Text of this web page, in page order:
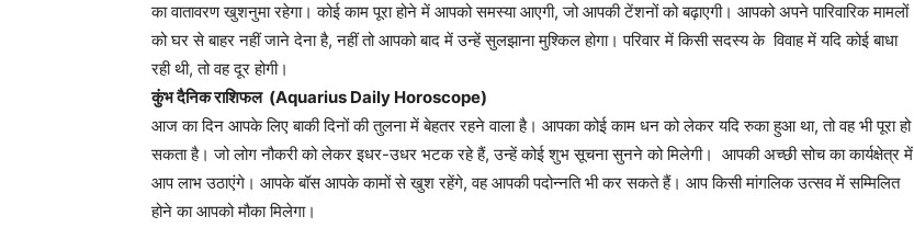
का वातावरण खुशनुमा रहेगा। कोई काम पूरा होने में आपको समस्या आएगी, जो आपकी टेंशनों को बढ़ाएगी। आपको अपने पारिवारिक मामलों
को घर से बाहर नहीं जाने देना है, नहीं तो आपको बाद में उन्हें सुलझाना मुश्किल होगा। परिवार में किसी सदस्य के विवाह में यदि कोई बाधा
रही थी, तो वह दूर होगी।
कुंभ दैनिक राशिफल (Aquarius Daily Horoscope)
आज का दिन आपके लिए बाकी दिनों की तुलना में बेहतर रहने वाला है। आपका कोई काम धन को लेकर यदि रुका हुआ था, तो वह भी पूरा हो
सकता है। जो लोग नौकरी को लेकर इधर-उधर भटक रहे हैं, उन्हें कोई शुभ सूचना सुनने को मिलेगी। आपकी अच्छी सोच का कार्यक्षेत्र में
आप लाभ उठाएंगे। आपके बॉस आपके कामों से खुश रहेंगे, वह आपकी पदोन्नति भी कर सकते हैं। आप किसी मांगलिक उत्सव में सम्मिलित
होने का आपको मौका मिलेगा।